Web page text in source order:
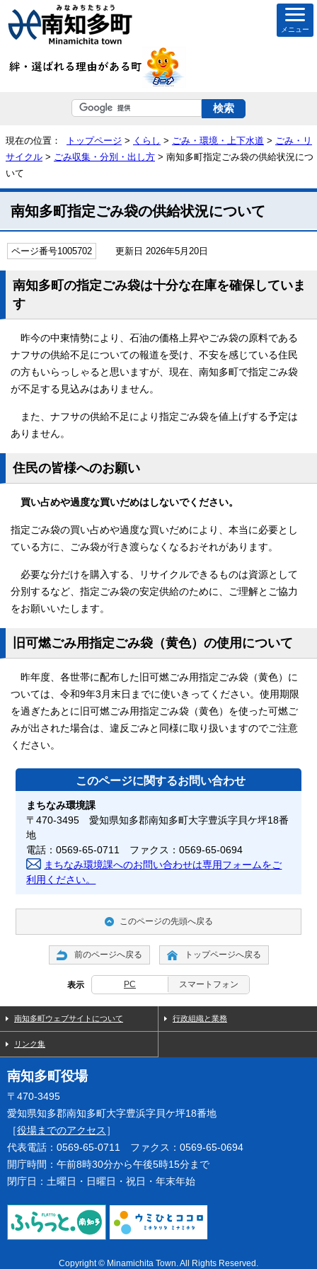
メニュー
現在の位置： トップページ > くらし > ごみ・環境・上下水道 > ごみ・リ
サイクル > ごみ収集・分別・出し方 > 南知多町指定ごみ袋の供給状況につ
いて
南知多町指定ごみ袋の供給状況について
ページ番号1005702 更新日 2026年5月20日
南知多町の指定ごみ袋は十分な在庫を確保していま
す
昨今の中東情勢により、石油の価格上昇やごみ袋の原料である
ナフサの供給不足についての報道を受け、不安を感じている住民
の方もいらっしゃると思いますが、現在、南知多町で指定ごみ袋
が不足する見込みはありません。
また、ナフサの供給不足により指定ごみ袋を値上げする予定は
ありません。
住民の皆様へのお願い
買い占めや過度な買いだめはしないでください。
指定ごみ袋の買い占めや過度な買いだめにより、本当に必要とし
ている方に、ごみ袋が行き渡らなくなるおそれがあります。
必要な分だけを購入する、リサイクルできるものは資源として
分別するなど、指定ごみ袋の安定供給のために、ご理解とご協力
をお願いいたします。
旧可燃ごみ用指定ごみ袋（黄色）の使用について
昨年度、各世帯に配布した旧可燃ごみ用指定ごみ袋（黄色）に
ついては、令和9年3月末日までに使いきってください。使用期限
を過ぎたあとに旧可燃ごみ用指定ごみ袋（黄色）を使った可燃ご
みが出された場合は、違反ごみと同様に取り扱いますのでご注意
ください。
このページに関するお問い合わせ
まちなみ環境課
〒470-3495 愛知県知多郡南知多町大字豊浜字貝ケ坪18番
地
電話：0569-65-0711 ファクス：0569-65-0694
まちなみ環境課へのお問い合わせは専用フォームをご
利用ください。
このページの先頭へ戻る
前のページへ戻る トップページへ戻る
表示 PC スマートフォン
南知多町ウェブサイトについて 行政組織と業務
リンク集
南知多町役場
〒470-3495
愛知県知多郡南知多町大字豊浜字貝ケ坪18番地
［役場までのアクセス ］
代表電話：0569-65-0711 ファクス：0569-65-0694
開庁時間：午前8時30分から午後5時15分まで
閉庁日：土曜日・日曜日・祝日・年末年始
Copyright © Minamichita Town. All Rights Reserved.